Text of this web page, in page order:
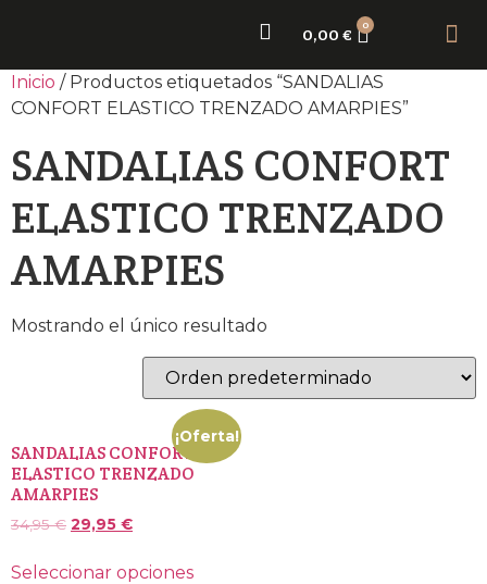
0,00€ 0
Inicio / Productos etiquetados “SANDALIAS
CONFORT ELASTICO TRENZADO AMARPIES”
SANDALIAS CONFORT
ELASTICO TRENZADO
AMARPIES
Mostrando el único resultado
¡Oferta!
SANDALIAS CONFORT
ELASTICO TRENZADO
AMARPIES
34,95€ 29,95 €
Seleccionar opciones